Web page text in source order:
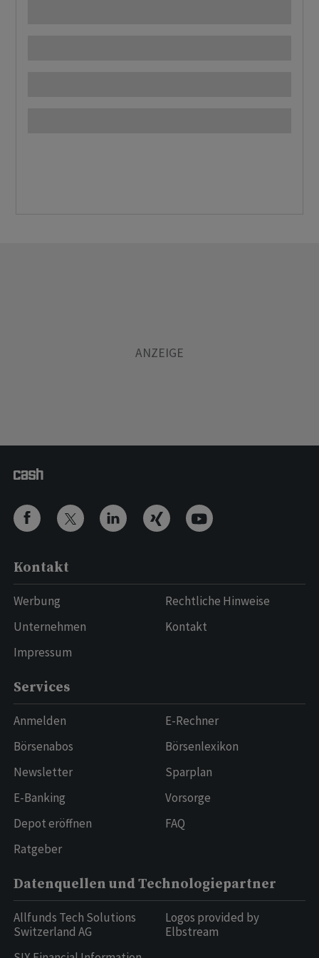
Kontakt
Werbung
Unternehmen
Impressum
Rechtliche Hinweise
Kontakt
Services
Anmelden
Börsenabos
Newsletter
E-Banking
Depot eröffnen
Ratgeber
E-Rechner
Börsenlexikon
Sparplan
Vorsorge
FAQ
Datenquellen und Technologiepartner
Allfunds Tech Solutions
Switzerland AG
Logos provided by
Elbstream